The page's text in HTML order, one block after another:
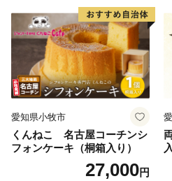
愛知県小牧市
くんねこ 名古屋コーチンシ
フォンケーキ（桐箱入り）
27,000円
入） ど